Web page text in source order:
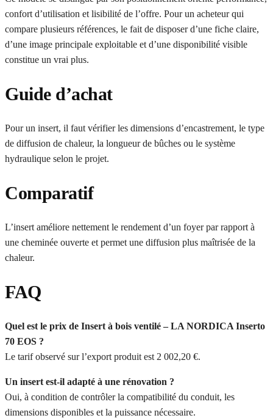
confort d’utilisation et lisibilité de l’offre. Pour un acheteur qui
compare plusieurs références, le fait de disposer d’une fiche claire,
d’une image principale exploitable et d’une disponibilité visible
constitue un vrai plus.
Guide d’achat
Pour un insert, il faut vérifier les dimensions d’encastrement, le type
de diffusion de chaleur, la longueur de bûches ou le système
hydraulique selon le projet.
Comparatif
L’insert améliore nettement le rendement d’un foyer par rapport à
une cheminée ouverte et permet une diffusion plus maîtrisée de la
chaleur.
FAQ
Quel est le prix de Insert à bois ventilé – LA NORDICA Inserto
70 EOS ?
Le tarif observé sur l’export produit est 2 002,20 €.
Un insert est-il adapté à une rénovation ?
Oui, à condition de contrôler la compatibilité du conduit, les
dimensions disponibles et la puissance nécessaire.